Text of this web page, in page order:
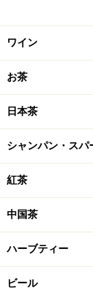
ワイン
お茶
日本茶
シャンパン・ス
紅茶
中国茶
ハーブティー
ビール